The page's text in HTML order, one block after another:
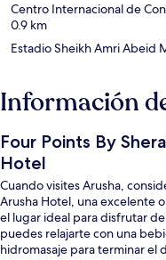
Centro Internacional de
0.9 km
Estadio Sheikh Amri Abeid
Información
Four Points By
Hotel
Cuando visites Arusha,
Arusha Hotel, una excelente
el lugar ideal para disfrutar
puedes relajarte con una
hidromasaje para terminar el